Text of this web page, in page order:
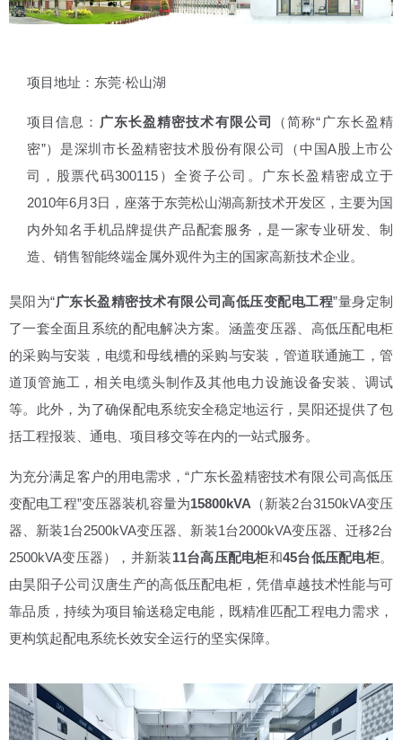
项目地址：东莞·松山湖
项目信息： 广东长盈精密技术有限公司
（简称“广东长盈精
密”）是深圳市长盈精密技术股份有限公司（中国A股上市公
司，股票代码300115）全资子公司。广东长盈精密成立于
2010年6月3日，座落于东莞松山湖高新技术开发区，主要为国
内外知名手机品牌提供产品配套服务，是一家专业研发、制
造、销售智能终端金属外观件为主的国家高新技术企业。
昊阳为“广东长盈精密技术有限公司高低压变配电工程”量身定制
了一套全面且系统的配电解决方案。涵盖变压器、高低压配电柜
的采购与安装，电缆和母线槽的采购与安装，管道联通施工，管
道顶管施工，相关电缆头制作及其他电力设施设备安装、调试
等。此外，为了确保配电系统安全稳定地运行，昊阳还提供了包
括工程报装、通电、项目移交等在内的一站式服务。
为充分满足客户的用电需求，“广东长盈精密技术有限公司高低压
变配电工程”变压器装机容量为15800kVA （新装2台3150kVA变压
器、新装1台2500kVA变压器、新装1台2000kVA变压器、迁移2台
2500kVA变压器），并新装11台高压配电柜和45台低压配电柜。
由昊阳子公司汉唐生产的高低压配电柜，凭借卓越技术性能与可
靠品质，持续为项目输送稳定电能，既精准匹配工程电力需求，
更构筑起配电系统长效安全运行的坚实保障。